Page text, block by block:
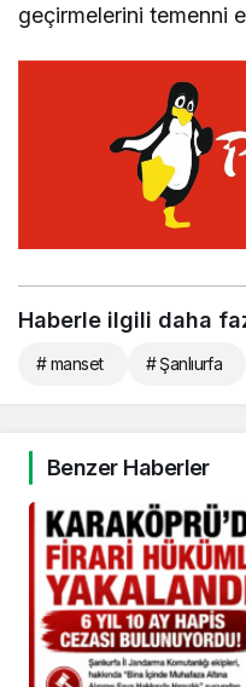
geçirmelerini temenni
Haberle ilgili daha
# manset # Şanlıurfa
Benzer Haberler